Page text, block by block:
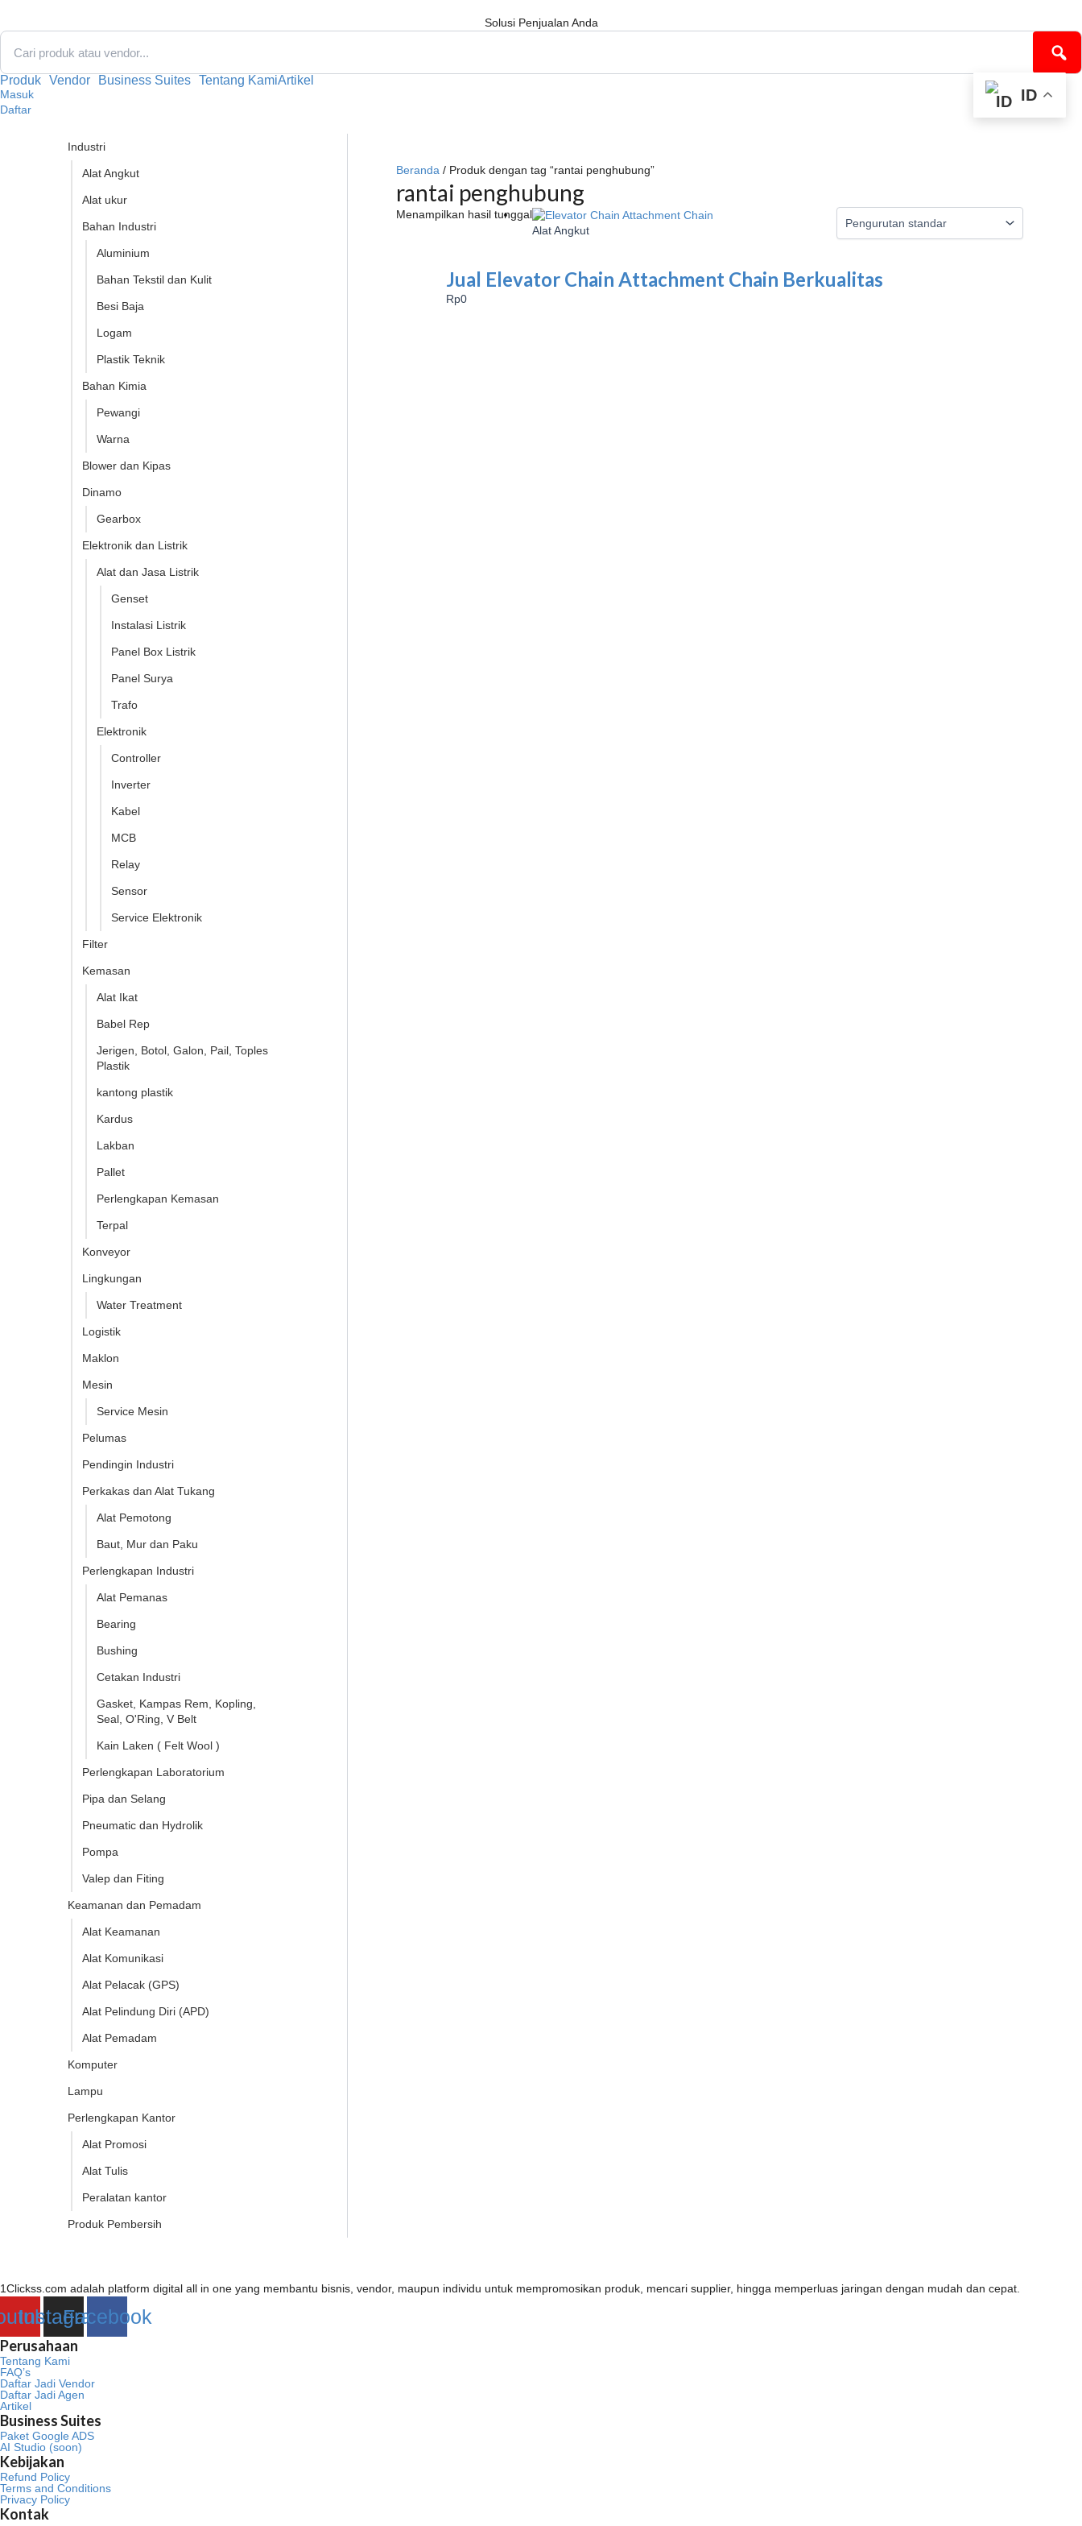
konten
Solusi Penjualan Anda
Produk Vendor Business Suites Tentang KamiArtikel
Masuk
Daftar
Industri
Alat Angkut
Alat ukur
Bahan Industri
Aluminium
Bahan Tekstil dan Kulit
Besi Baja
Logam
Plastik Teknik
Bahan Kimia
Pewangi
Warna
Blower dan Kipas
Dinamo
Gearbox
Elektronik dan Listrik
Alat dan Jasa Listrik
Genset
Instalasi Listrik
Panel Box Listrik
Panel Surya
Trafo
Elektronik
Controller
Inverter
Kabel
MCB
Relay
Sensor
Service Elektronik
Filter
Kemasan
Alat Ikat
Babel Rep
Jerigen, Botol, Galon, Pail, Toples
Plastik
kantong plastik
Kardus
Lakban
Pallet
Perlengkapan Kemasan
Terpal
Konveyor
Lingkungan
Water Treatment
Logistik
Maklon
Mesin
Service Mesin
Pelumas
Pendingin Industri
Perkakas dan Alat Tukang
Alat Pemotong
Baut, Mur dan Paku
Perlengkapan Industri
Alat Pemanas
Bearing
Bushing
Cetakan Industri
Gasket, Kampas Rem, Kopling,
Seal, O'Ring, V Belt
Kain Laken ( Felt Wool )
Perlengkapan Laboratorium
Pipa dan Selang
Pneumatic dan Hydrolik
Pompa
Valep dan Fiting
Keamanan dan Pemadam
Alat Keamanan
Alat Komunikasi
Alat Pelacak (GPS)
Alat Pelindung Diri (APD)
Alat Pemadam
Komputer
Lampu
Perlengkapan Kantor
Alat Promosi
Alat Tulis
Peralatan kantor
Produk Pembersih
Beranda / Produk dengan tag “rantai penghubung”
rantai penghubung
Menampilkan hasil tunggal
Alat Angkut
Jual Elevator Chain Attachment Chain Berkualitas
Rp0
1Clickss.com adalah platform digital all in one yang membantu bisnis, vendor, maupun individu untuk mempromosikan produk, mencari supplier, hingga memperluas jaringan dengan mudah dan cepat.
InstagramFacebook
Perusahaan
Tentang Kami
FAQ’s
Daftar Jadi Vendor
Daftar Jadi Agen
Artikel
Business Suites
Paket Google ADS
AI Studio (soon)
Kebijakan
Refund Policy
Terms and Conditions
Privacy Policy
Kontak
ID